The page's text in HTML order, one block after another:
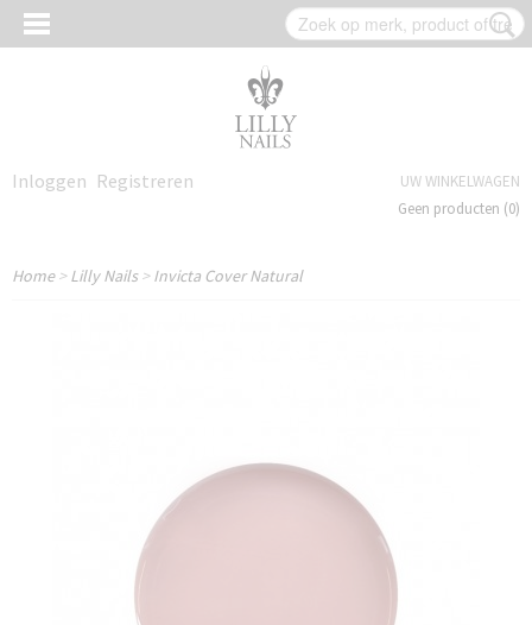
Inloggen Registreren
UW WINKELWAGEN
Geen producten (0)
Home>Lilly Nails>Invicta Cover Natural